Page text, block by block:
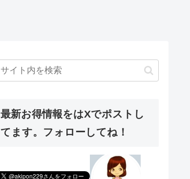
最新お得情報をはXでポストし
てます。フォローしてね！